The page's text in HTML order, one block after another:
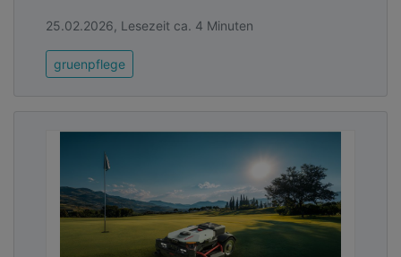
25.02.2026, Lesezeit ca. 4 Minuten
gruenpflege